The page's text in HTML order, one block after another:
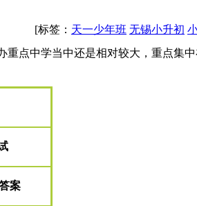
[标签： 天一少年班 无锡小升初
重点中学当中还是相对较大，重点集
案